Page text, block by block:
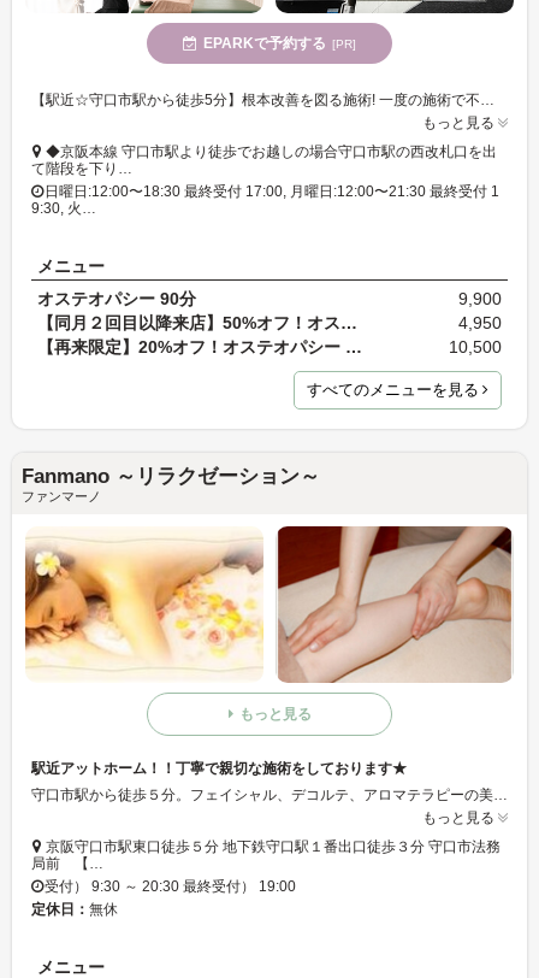
EPARKで予約する [PR]
【駅近☆守口市駅から徒歩5分】根本改善を図る施術! 一度の施術で不調を癒してスッキリしていただくこと&パフォーマンスアップを目的にしています◎ 通いやすい価格帯♪
もっと見る
◆京阪本線 守口市駅より徒歩でお越しの場合守口市駅の西改札口を出
て階段を下り…
日曜日:12:00〜18:30 最終受付 17:00, 月曜日:12:00〜21:30 最終受付 1
9:30, 火…
メニュー
オステオパシー 90分
9,900
【同月２回目以降来店】50%オフ！オステオパシー 90…
4,950
【再来限定】20%オフ！オステオパシー 120分 通常料…
10,500
すべてのメニューを見る
Fanmano ～リラクゼーション～
ファンマーノ
もっと見る
駅近アットホーム！！丁寧で親切な施術をしております★
もっと見る
京阪守口市駅東口徒歩５分 地下鉄守口駅１番出口徒歩３分 守口市法務
局前 【…
受付） 9:30 ～ 20:30 最終受付） 19:00
定休日： 無休
メニュー